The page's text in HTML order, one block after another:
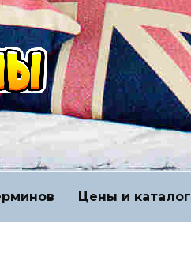
Цены и каталог